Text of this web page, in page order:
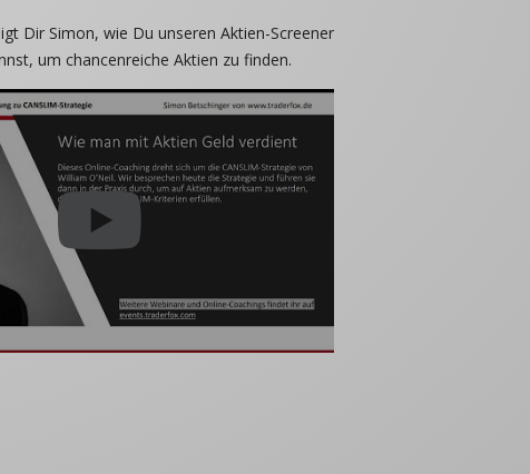
Dir Simon, wie Du unseren Aktien-Screener
um chancenreiche Aktien zu finden.